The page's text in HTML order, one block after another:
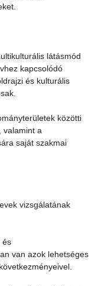
látásmód
kapcsolódó
és kulturális
közötti
valamint a
saját szakmai
vizsgálatának
és
van azok lehetséges